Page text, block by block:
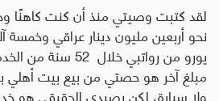
لقد كتبت وصيتي منذ أن كنت كاهنًا
نحو أربعين مليون دينار عراقي
يورو من رواتبي
مبلغ آخر هو حصتي من بيع بيت أهلي